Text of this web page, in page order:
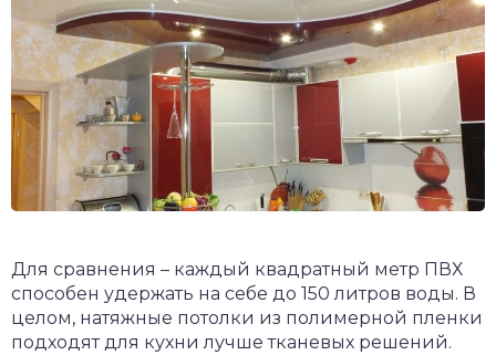
Для сравнения – каждый квадратный метр ПВХ
способен удержать на себе до 150 литров воды. В
целом, натяжные потолки из полимерной пленки
подходят для кухни лучше тканевых решений.